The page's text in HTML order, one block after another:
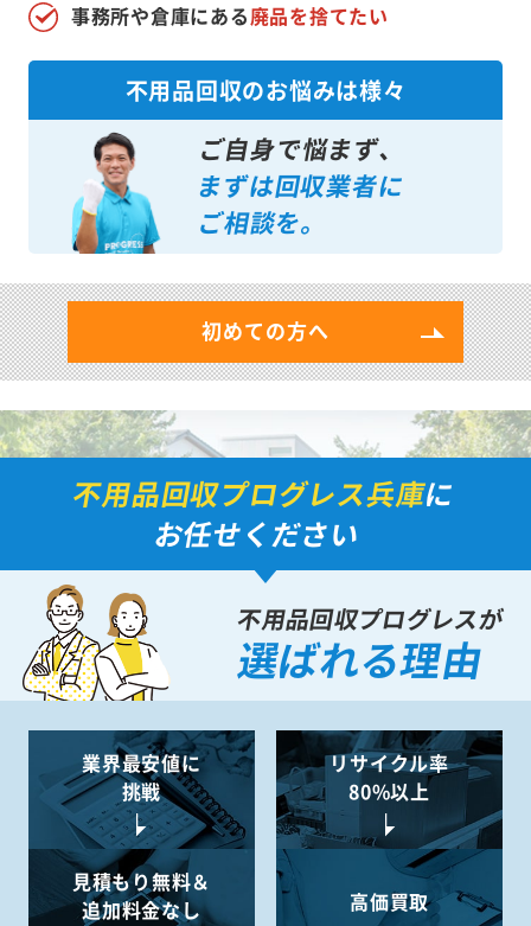
事務所や倉庫にある廃品を捨てたい
不用品回収のお悩みは様々
ご自身で悩まず、
まずは回収業者に
ご相談を。
初めての方へ
不用品回収プログレス兵庫に
お任せください
不用品回収プログレスが
選ばれる理由
業界最安値に
挑戦
リサイクル率
80%以上
見積もり無料＆
追加料金なし
高価買取